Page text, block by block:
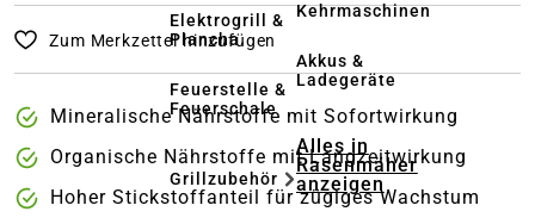
Elektrogrill &
Plancha
Feuerstelle &
Feuerschale
Grillzubehör
Kehrmaschinen
Akkus &
Ladegeräte
Alles in
Rasenmäher
anzeigen
Zum Merkzettel hinzufügen
Mineralische Nährstoffe mit Sofortwirkung
Organische Nährstoffe mit Langzeitwirkung
Hoher Stickstoffanteil für zügiges Wachstum